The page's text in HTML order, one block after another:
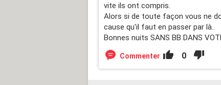
vite ils ont compris.
Alors si de toute façon vous ne
cause qu'il faut en passer par là..
Bonnes nuits SANS BB DANS
Commenter 0